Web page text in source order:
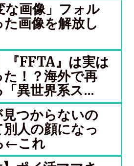
な画像」フォル
画像を解放し
『FFTA』は実は
！？海外で再
異世界系ス...
つからないの
人の顔になっ
←これ